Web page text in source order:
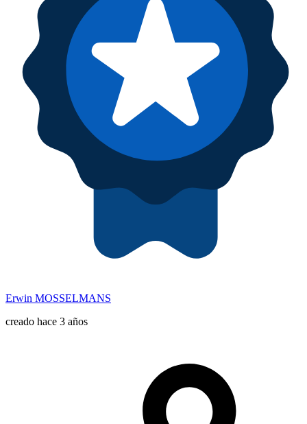
Erwin MOSSELMANS
creado hace 3 años